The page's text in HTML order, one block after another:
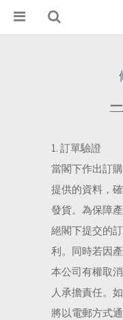
1. 訂單驗證
當閣下作出訂
提供的資料，
發貨。為保障
絕閣下提交的
利。同時若因
本公司有權取
人承擔責任。
將以電郵方式